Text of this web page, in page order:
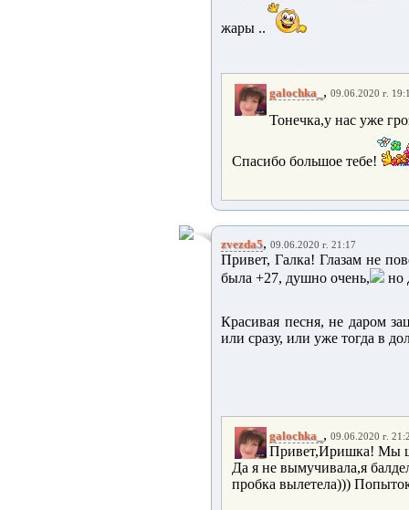
жары ..
galochka_ , 09.06.2020 г.
Тонечка,у нас уже
Спасибо большое тебе!
zvezda5, 09.06.2020 г. 21:17
Привет, Галка! Глазам не
была +27, душно очень,
но
Красивая песня, не даром
или сразу, или уже тогда в
galochka_ , 09.06.2020 г.
Привет,Иришка! Мы
Да я не вымучивала,я
пробка вылетела)))